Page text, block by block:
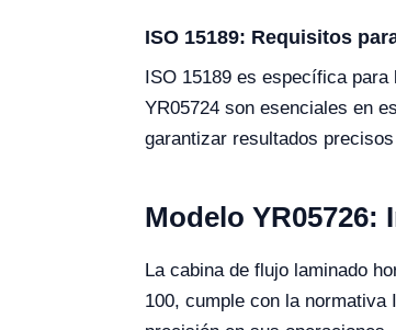
ISO 15189: Requisitos
ISO 15189 es específica
YR05724 son esenciales en
garantizar resultados
Modelo
La cabina de flujo laminado
100, cumple con la normativa